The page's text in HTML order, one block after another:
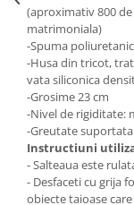
(aproximativ 800
matrimoniala)
-Spuma
-Husa din tricot,
vata siliconica
-Grosime 23 cm
-Nivel de rigiditate:
-Greutate
Instructiuni
- Salteaua este
- Desfaceti cu grija
obiecte taioase